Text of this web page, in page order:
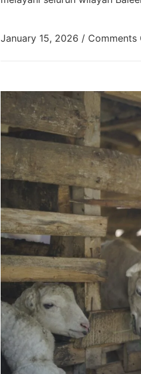
January 15, 2026 / Comments